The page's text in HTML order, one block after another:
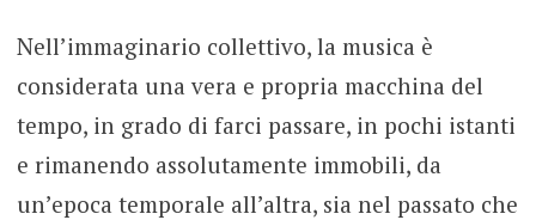
Nell’immaginario collettivo, la musica è
considerata una vera e propria macchina del
tempo, in grado di farci passare, in pochi istanti
e rimanendo assolutamente immobili, da
un’epoca temporale all’altra, sia nel passato che